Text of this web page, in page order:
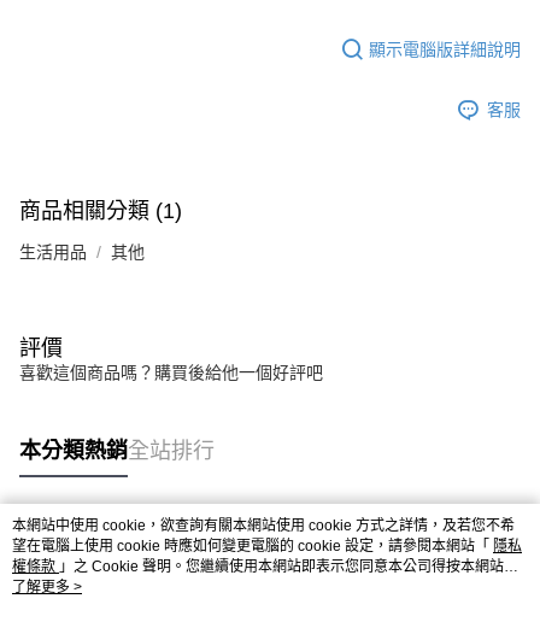
４．使用「AFTEE先享後付」時，將依據個別帳號之用戶狀況，依本公司即
顯示電腦版詳細說明
客服
商品相關分類 (1)
生活用品 其他
評價
喜歡這個商品嗎？購買後給他一個好評吧
本分類熱銷全站排行
熱門標籤
本網站中使用 cookie，欲查詢有關本網站使用 cookie 方式之詳情，及若您不希
望在電腦上使用 cookie 時應如何變更電腦的 cookie 設定，請參閱本網站「 隱私
權條款 」之 Cookie 聲明。您繼續使用本網站即表示您同意本公司得按本網站使
用條款之 Cookie 聲明使用 cookie。
了解更多 >